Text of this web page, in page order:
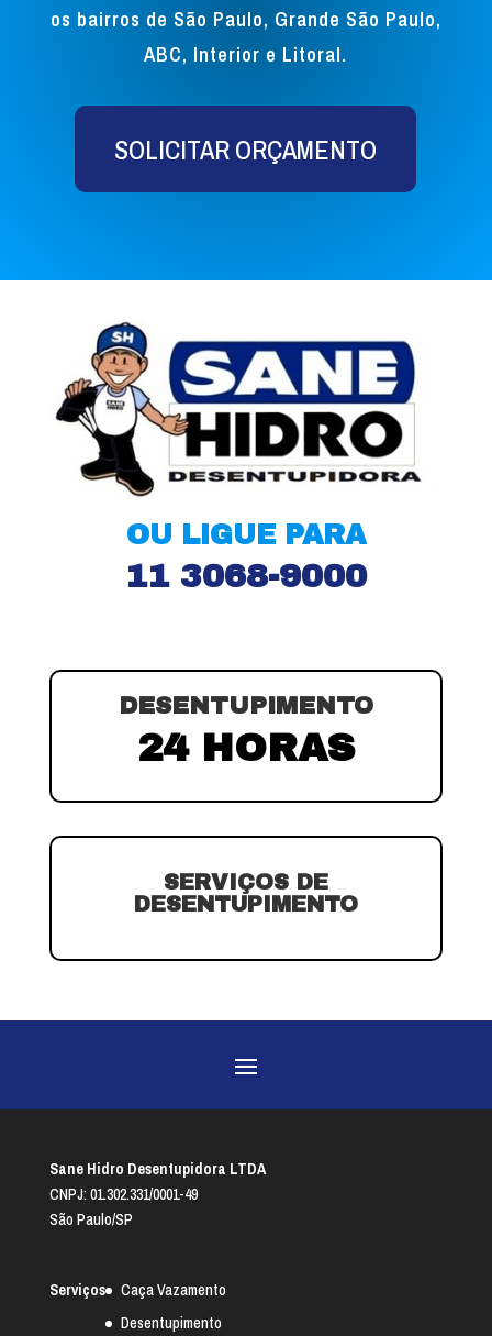
os bairros de São Paulo, Grande São Paulo,
ABC, Interior e Litoral.
SOLICITAR ORÇAMENTO
OU LIGUE PARA
11 3068-9000
DESENTUPIMENTO
24 HORAS
SERVIÇOS DE
DESENTUPIMENTO
Sane Hidro Desentupidora LTDA
CNPJ: 01.302.331/0001-49
São Paulo/SP
Serviços
Caça Vazamento
Desentupimento